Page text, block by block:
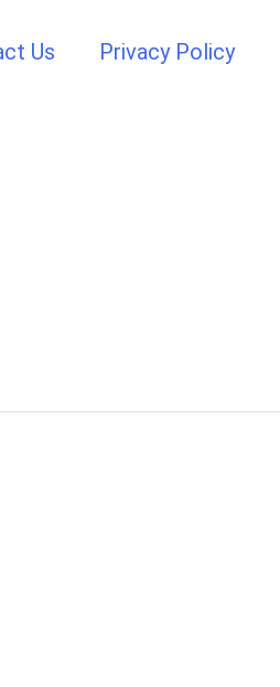
Us Privacy Policy